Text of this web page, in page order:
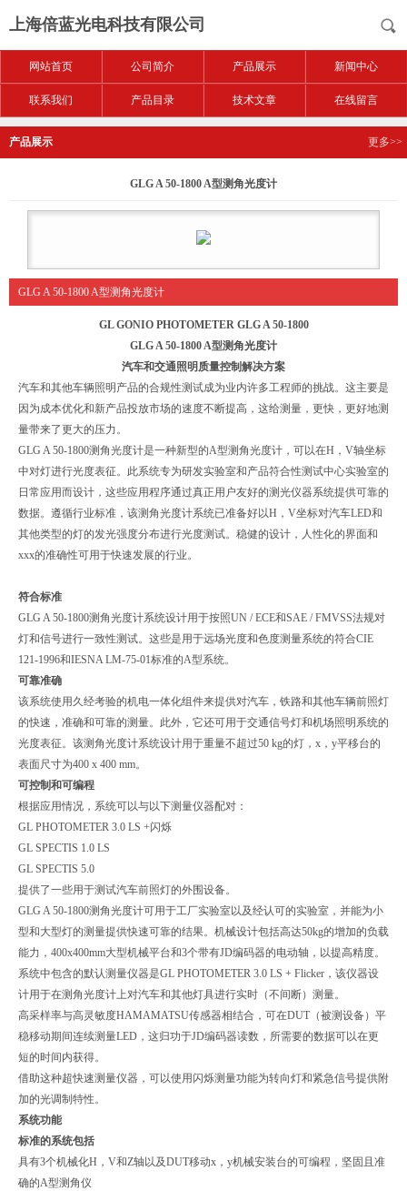
上海倍蓝光电科技有限公司
网站首页 公司简介 产品展示 新闻中心
联系我们 产品目录 技术文章 在线留言
产品展示 更多>>
GLG A 50-1800 A型测角光度计
GLG A 50-1800 A型测角光度计
GL GONIO PHOTOMETER GLG A 50-1800
GLG A 50-1800 A型测角光度计
汽车和交通照明质量控制解决方案
汽车和其他车辆照明产品的合规性测试成为业内许多工程师的挑战。这主要是
因为成本优化和新产品投放市场的速度不断提高，这给测量，更快，更好地测
量带来了更大的压力。
GLG A 50-1800测角光度计是一种新型的A型测角光度计，可以在H，V轴坐标
中对灯进行光度表征。此系统专为研发实验室和产品符合性测试中心实验室的
日常应用而设计，这些应用程序通过真正用户友好的测光仪器系统提供可靠的
数据。遵循行业标准，该测角光度计系统已准备好以H，V坐标对汽车LED和
其他类型的灯的发光强度分布进行光度测试。稳健的设计，人性化的界面和
xxx的准确性可用于快速发展的行业。
符合标准
GLG A 50-1800测角光度计系统设计用于按照UN / ECE和SAE / FMVSS法规对
灯和信号进行一致性测试。这些是用于远场光度和色度测量系统的符合CIE
121-1996和IESNA LM-75-01标准的A型系统。
可靠准确
该系统使用久经考验的机电一体化组件来提供对汽车，铁路和其他车辆前照灯
的快速，准确和可靠的测量。此外，它还可用于交通信号灯和机场照明系统的
光度表征。该测角光度计系统设计用于重量不超过50 kg的灯，x，y平移台的
表面尺寸为400 x 400 mm。
可控制和可编程
根据应用情况，系统可以与以下测量仪器配对：
GL PHOTOMETER 3.0 LS +闪烁
GL SPECTIS 1.0 LS
GL SPECTIS 5.0
提供了一些用于测试汽车前照灯的外围设备。
GLG A 50-1800测角光度计可用于工厂实验室以及经认可的实验室，并能为小
型和大型灯的测量提供快速可靠的结果。机械设计包括高达50kg的增加的负载
能力，400x400mm大型机械平台和3个带有JD编码器的电动轴，以提高精度。
系统中包含的默认测量仪器是GL PHOTOMETER 3.0 LS + Flicker，该仪器设
计用于在测角光度计上对汽车和其他灯具进行实时（不间断）测量。
高采样率与高灵敏度HAMAMATSU传感器相结合，可在DUT（被测设备）平
稳移动期间连续测量LED，这归功于JD编码器读数，所需要的数据可以在更
短的时间内获得。
借助这种超快速测量仪器，可以使用闪烁测量功能为转向灯和紧急信号提供附
加的光调制特性。
系统功能
标准的系统包括
具有3个机械化H，V和Z轴以及DUT移动x，y机械安装台的可编程，坚固且准
确的A型测角仪